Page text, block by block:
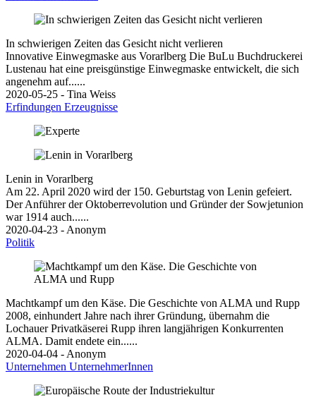
In schwierigen Zeiten das Gesicht nicht verlieren
Innovative Einwegmaske aus Vorarlberg Die BuLu Buchdruckerei
Lustenau hat eine preisgünstige Einwegmaske entwickelt, die sich
angenehm auf......
2020-05-25 - Tina Weiss
Erfindungen Erzeugnisse
Lenin in Vorarlberg
Am 22. April 2020 wird der 150. Geburtstag von Lenin gefeiert.
Der Anführer der Oktoberrevolution und Gründer der Sowjetunion
war 1914 auch......
2020-04-23 - Anonym
Politik
Machtkampf um den Käse. Die Geschichte von ALMA und Rupp
2008, einhundert Jahre nach ihrer Gründung, übernahm die
Lochauer Privatkäserei Rupp ihren langjährigen Konkurrenten
ALMA. Damit endete ein......
2020-04-04 - Anonym
Unternehmen UnternehmerInnen